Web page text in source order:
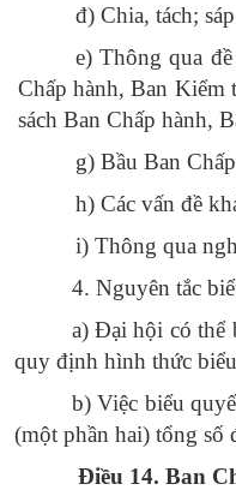
đ) Chia, tách;
e) Thông qua
Chấp hành, Ban Kiểm
sách Ban Chấp hành,
g) Bầu Ban
h) Các vấn đề
i) Thông qua
4. Nguyên tắc
a) Đại hội có thể
quy định hình thức
b) Việc biểu
(một phần hai) tổng số
Điều 14. Ban